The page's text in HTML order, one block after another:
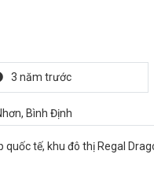
3 năm trước
Bình Định
tế, khu đô thị Regal